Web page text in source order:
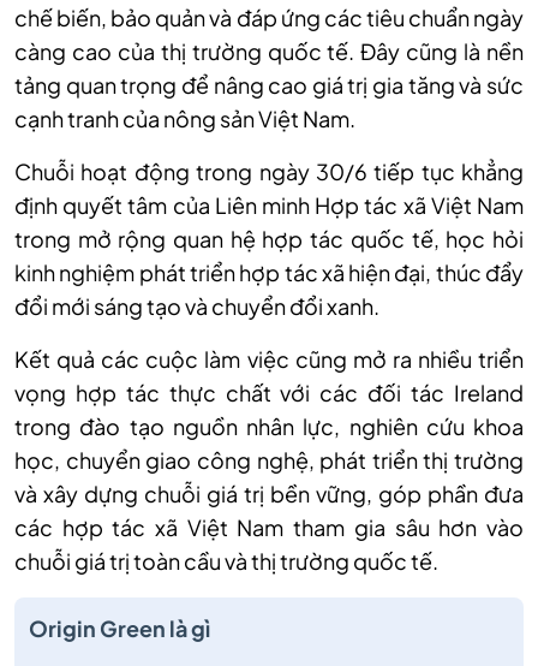
chế biến, bảo quản và đáp ứng các tiêu chuẩn ngày
càng cao của thị trường quốc tế. Đây cũng là nền
tảng quan trọng để nâng cao giá trị gia tăng và sức
cạnh tranh của nông sản Việt Nam.
Chuỗi hoạt động trong ngày 30/6 tiếp tục khẳng
định quyết tâm của Liên minh Hợp tác xã Việt Nam
trong mở rộng quan hệ hợp tác quốc tế, học hỏi
kinh nghiệm phát triển hợp tác xã hiện đại, thúc đẩy
đổi mới sáng tạo và chuyển đổi xanh.
Kết quả các cuộc làm việc cũng mở ra nhiều triển
vọng hợp tác thực chất với các đối tác Ireland
trong đào tạo nguồn nhân lực, nghiên cứu khoa
học, chuyển giao công nghệ, phát triển thị trường
và xây dựng chuỗi giá trị bền vững, góp phần đưa
các hợp tác xã Việt Nam tham gia sâu hơn vào
chuỗi giá trị toàn cầu và thị trường quốc tế.
Origin Green là gì